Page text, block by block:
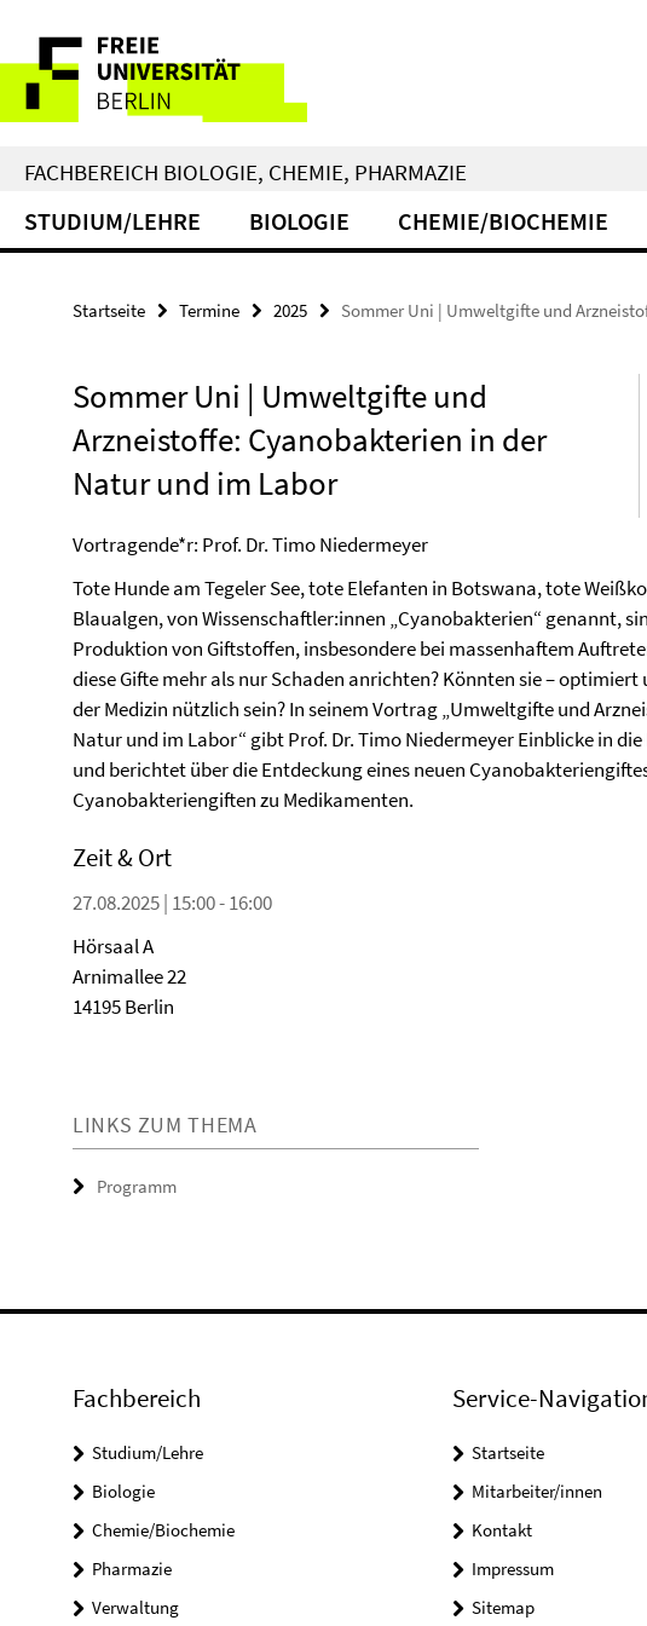
direkt
Inhalt
Service-
Navigation
FACHBEREICH BIOLOGIE, CHEMIE, PHARMAZIE
STUDIUM/LEHRE BIOLOGIE CHEMIE/BIOCHEMIE
Startseite Termine 2025 Sommer Uni | Umweltgifte und
Sommer Uni | Umweltgifte und
Arzneistoffe: Cyanobakterien in der
Natur und im Labor
Vortragende*r: Prof. Dr. Timo Niedermeyer
Tote Hunde am Tegeler See, tote Elefanten in Botswana, tote
Blaualgen, von Wissenschaftler:innen „Cyanobakterien“ genannt,
Produktion von Giftstoffen, insbesondere bei massenhaftem
diese Gifte mehr als nur Schaden anrichten? Könnten sie –
der Medizin nützlich sein? In seinem Vortrag „Umweltgifte und
Natur und im Labor“ gibt Prof. Dr. Timo Niedermeyer Einblicke in
und berichtet über die Entdeckung eines neuen
Cyanobakteriengiften zu Medikamenten.
Zeit & Ort
27.08.2025 | 15:00 - 16:00
Hörsaal A
Arnimallee 22
14195 Berlin
LINKS ZUM THEMA
Programm
Fachbereich
Studium/Lehre
Biologie
Chemie/Biochemie
Pharmazie
Verwaltung
Service-
Startseite
Mitarbeiter/innen
Kontakt
Impressum
Sitemap